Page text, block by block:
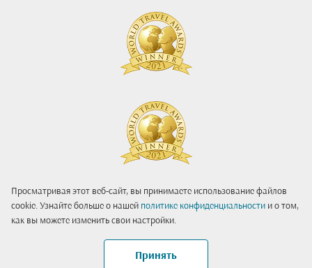
Просматривая этот веб-сайт, вы принимаете использование файлов
cookie. Узнайте больше о нашей политике конфиденциальности и о том,
как вы можете изменить свои настройки.
Принять